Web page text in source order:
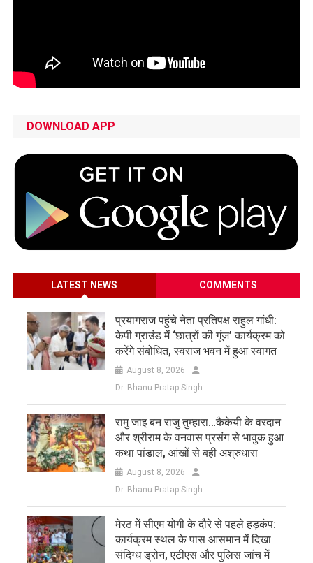
DOWNLOAD APP
LATEST NEWS COMMENTS
प्रयागराज पहुंचे नेता प्रतिपक्ष राहुल गांधी:
केपी ग्राउंड में ‘छात्रों की गूंज’ कार्यक्रम को
करेंगे संबोधित, स्वराज भवन में हुआ स्वागत
August 8, 2026
Dr. Bhanu Pratap Singh
रामु जाइ बन राजु तुम्हारा…कैकेयी के वरदान
और श्रीराम के वनवास प्रसंग से भावुक हुआ
कथा पांडाल, आंखों से बही अश्रुधारा
August 8, 2026
Dr. Bhanu Pratap Singh
मेरठ में सीएम योगी के दौरे से पहले हड़कंप:
कार्यक्रम स्थल के पास आसमान में दिखा
संदिग्ध ड्रोन, एटीएस और पुलिस जांच में